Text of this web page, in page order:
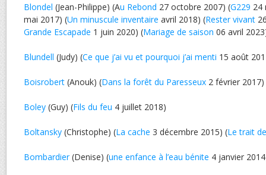
Blondel (Jean-Philippe) (Au Rebond 27 octobre 2007) (G229 24
mai 2017) (Un minuscule inventaire avril 2018) (Rester vivant
Grande Escapade 1 juin 2020) (Mariage de saison 06 avril
Blundell (Judy) (Ce que j’ai vu et pourquoi j’ai menti 15 août
Boisrobert (Anouk) (Dans la forêt du Paresseux 2 février 2017)
Boley (Guy) (Fils du feu 4 juillet 2018)
Boltansky (Christophe) (La cache 3 décembre 2015) (Le trait
Bombardier(Denise) (une enfance à l’eau bénite 4 janvier